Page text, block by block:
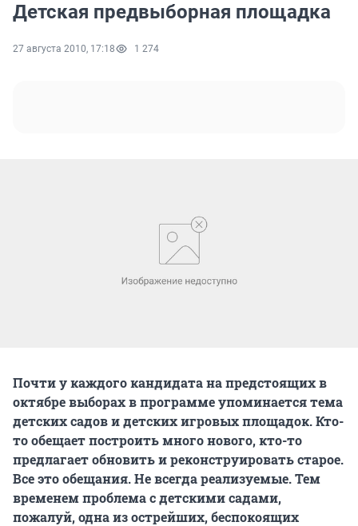
Детская предвыборная площадка
27 августа 2010, 17:18 1 274
Почти у каждого кандидата на предстоящих в
октябре выборах в программе упоминается тема
детских садов и детских игровых площадок. Кто-
то обещает построить много нового, кто-то
предлагает обновить и реконструировать старое.
Все это обещания. Не всегда реализуемые. Тем
временем проблема с детскими садами,
пожалуй, одна из острейших, беспокоящих